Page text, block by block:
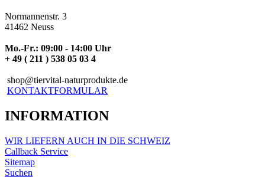
Normannenstr. 3
41462 Neuss
Mo.-Fr.: 09:00 - 14:00 Uhr
+ 49 ( 211 ) 538 05 03 4
shop@tiervital-naturprodukte.de
KONTAKTFORMULAR
INFORMATION
WIR LIEFERN AUCH IN DIE SCHWEIZ
Callback Service
Sitemap
Suchen